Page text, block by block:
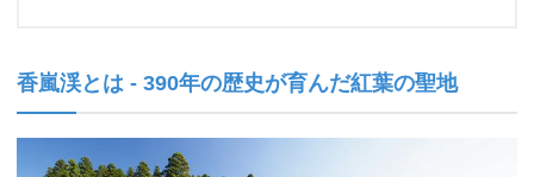
香嵐渓とは - 390年の歴史が育んだ紅葉の聖地